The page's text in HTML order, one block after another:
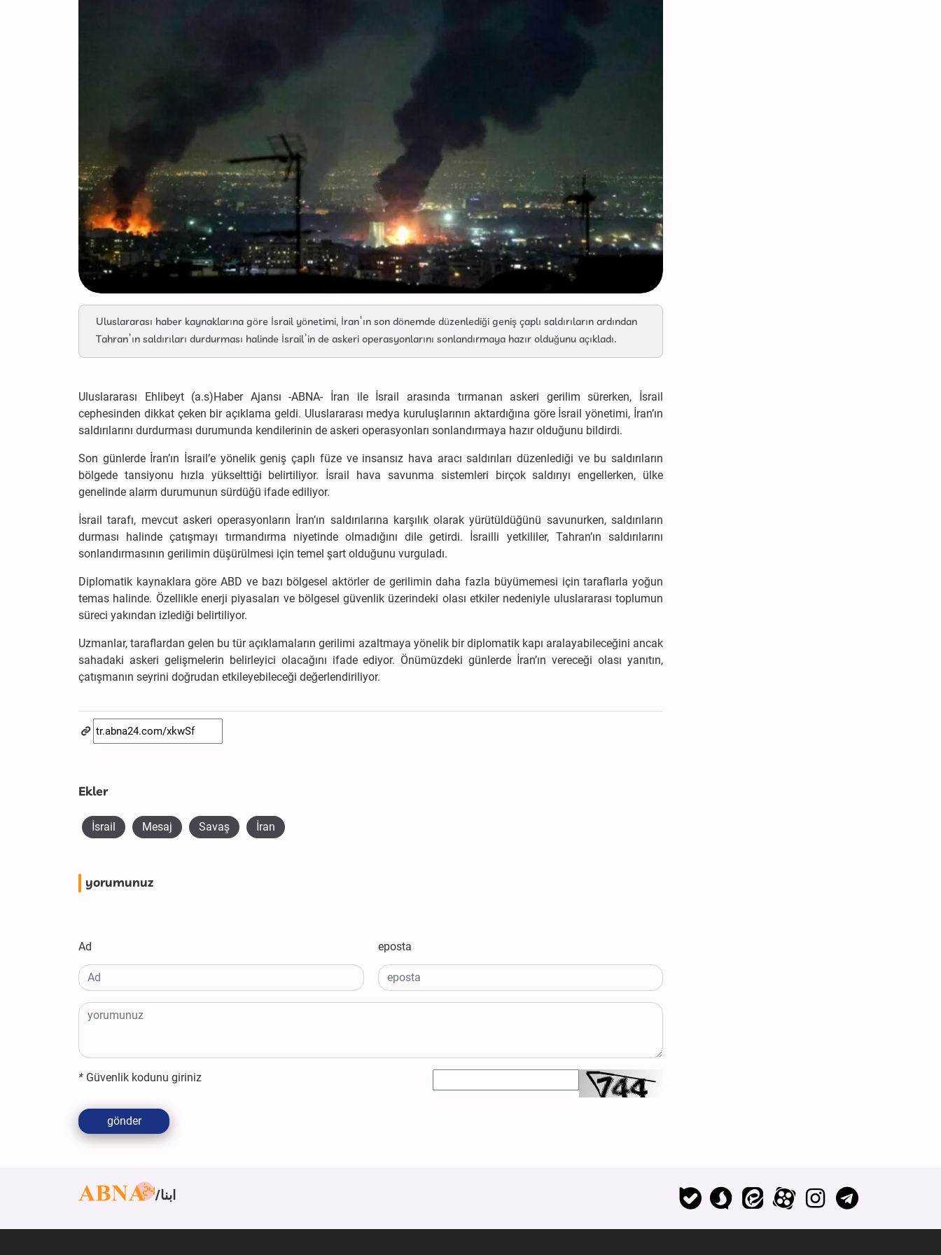
Uluslararası haber kaynaklarına göre İsrail yönetimi, İran’ın son dönemde düzenlediği geniş çaplı saldırıların ardından
Tahran’ın saldırıları durdurması halinde İsrail’in de askeri operasyonlarını sonlandırmaya hazır olduğunu açıkladı.
Uluslararası Ehlibeyt (a.s)Haber Ajansı -ABNA- İran ile İsrail arasında tırmanan askeri gerilim sürerken, İsrail
cephesinden dikkat çeken bir açıklama geldi. Uluslararası medya kuruluşlarının aktardığına göre İsrail yönetimi, İran’ın
saldırılarını durdurması durumunda kendilerinin de askeri operasyonları sonlandırmaya hazır olduğunu bildirdi.
Son günlerde İran’ın İsrail’e yönelik geniş çaplı füze ve insansız hava aracı saldırıları düzenlediği ve bu saldırıların
bölgede tansiyonu hızla yükselttiği belirtiliyor. İsrail hava savunma sistemleri birçok saldırıyı engellerken, ülke
genelinde alarm durumunun sürdüğü ifade ediliyor.
İsrail tarafı, mevcut askeri operasyonların İran’ın saldırılarına karşılık olarak yürütüldüğünü savunurken, saldırıların
durması halinde çatışmayı tırmandırma niyetinde olmadığını dile getirdi. İsrailli yetkililer, Tahran’ın saldırılarını
sonlandırmasının gerilimin düşürülmesi için temel şart olduğunu vurguladı.
Diplomatik kaynaklara göre ABD ve bazı bölgesel aktörler de gerilimin daha fazla büyümemesi için taraflarla yoğun
temas halinde. Özellikle enerji piyasaları ve bölgesel güvenlik üzerindeki olası etkiler nedeniyle uluslararası toplumun
süreci yakından izlediği belirtiliyor.
Uzmanlar, taraflardan gelen bu tür açıklamaların gerilimi azaltmaya yönelik bir diplomatik kapı aralayabileceğini ancak
sahadaki askeri gelişmelerin belirleyici olacağını ifade ediyor. Önümüzdeki günlerde İran’ın vereceği olası yanıtın,
çatışmanın seyrini doğrudan etkileyebileceği değerlendiriliyor.
Ekler
İsrail Mesaj Savaş İran
yorumunuz
Ad eposta
* Güvenlik kodunu giriniz
gönder
ابنا